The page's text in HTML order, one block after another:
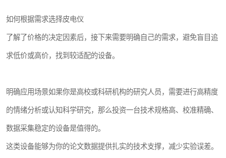
如何根据需求选择皮电仪
了解了价格的决定因素后，接下来需要明确自己的需求，避免盲目追
求低价或高价，找到较适配的设备。
明确应用场景如果你是高校或科研机构的研究人员，需要进行高精度
的情绪分析或认知科学研究，那么投资一台技术规格高、校准精确、
数据采集稳定的设备是值得的。
这类设备能够为你的论文数据提供扎实的技术支撑，减少实验误差。